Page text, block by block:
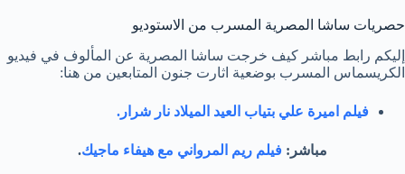
حصريات ساشا المصرية المسرب من الاستوديو
إليكم رابط مباشر كيف خرجت ساشا المصرية عن المألوف في فيديو
الكريسماس المسرب بوضعية اثارت جنون المتابعين من هنا:
فيلم اميرة علي بتياب العيد الميلاد نار شرار.
مباشر: فيلم ريم المرواني مع هيفاء ماجيك.